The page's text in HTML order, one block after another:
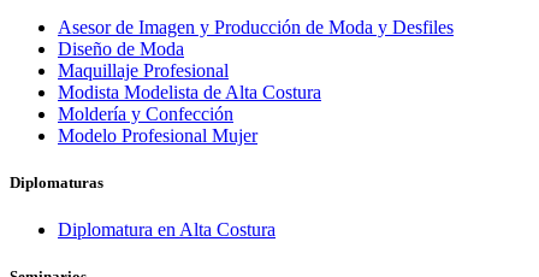
Asesor de Imagen y Producción de Moda y Desfiles
Diseño de Moda
Maquillaje Profesional
Modista Modelista de Alta Costura
Moldería y Confección
Modelo Profesional Mujer
Diplomaturas
Diplomatura en Alta Costura